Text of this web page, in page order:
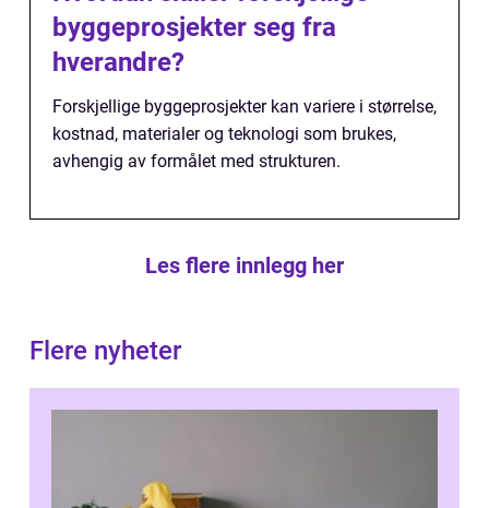
byggeprosjekter seg fra
hverandre?
Forskjellige byggeprosjekter kan variere i størrelse,
kostnad, materialer og teknologi som brukes,
avhengig av formålet med strukturen.
Les flere innlegg her
Flere nyheter